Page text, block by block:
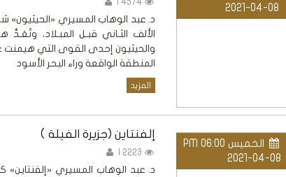
2021-04-08
د. عبد الوهاب المسيري
الألف الثـاني قبـل المبـلاد،
والحيثيون إحدى القوى التي هيمنت
المنطقة الواقعة وراء البحر الأسود
المزيد
الخميس PM 06:00
2021-04-08
إلفنتاين (جزيرة الفيلة )
د. عبد الوهاب المسيري «إلفنتاين»